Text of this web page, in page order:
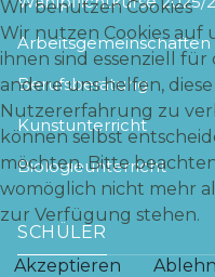
Arbeitsgemeinschaften
Berufsberatung
Kunstunterricht
Biologieunterricht
SCHÜLER
Wir benutzen Cookies
Wir nutzen Cookies auf
ihnen sind essenziell
andere uns helfen,
Nutzererfahrung zu
können selbst
möchten. Bitte
womöglich nicht mehr
zur Verfügung stehen.
Akzeptieren